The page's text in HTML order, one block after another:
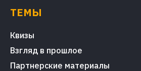
ТЕМЫ
Квизы
Взгляд в прошлое
Партнерские материалы